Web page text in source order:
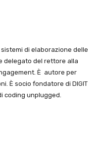
di elaborazione delle
delegato del rettore alla
È autore per
È socio fondatore di DIGIT
coding unplugged.